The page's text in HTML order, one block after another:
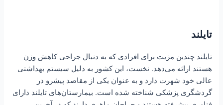
تایلند
تایلند چندین مزیت برای افرادی که به دنبال جراحی کاهش وزن
هستند ارائه می‌دهد. نخست، این کشور به دلیل سیستم بهداشتی
عالی خود شهرت دارد و به عنوان یکی از مقاصد پیشرو در
گردشگری پزشکی شناخته شده است. بیمارستان‌های تایلند دارای